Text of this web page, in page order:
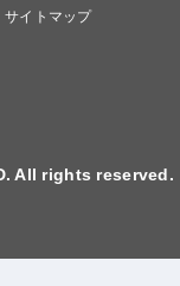
サイトマップ
All rights reserved.